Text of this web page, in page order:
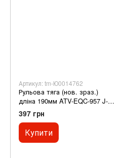
Артикул: tm-Ю0014762
Рульова тяга (нов. зраз.)
дліна 190мм ATV-EQC-957 J-
Rider
397 грн
Купити